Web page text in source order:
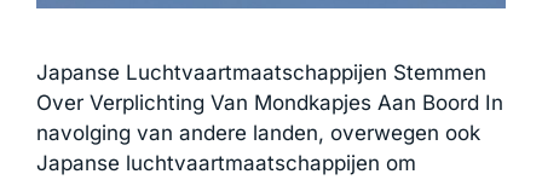
Japanse Luchtvaartmaatschappijen Stemmen
Over Verplichting Van Mondkapjes Aan Boord In
navolging van andere landen, overwegen ook
Japanse luchtvaartmaatschappijen om